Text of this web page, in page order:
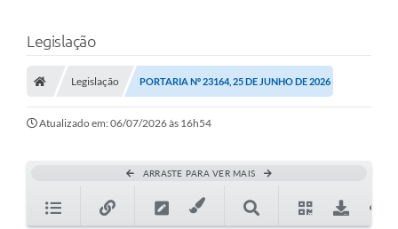
Legislação
Legislação PORTARIA Nº 23164, 25 DE JUNHO DE 2026
Atualizado em: 06/07/2026 às 16h54
ARRASTE PARA VER MAIS